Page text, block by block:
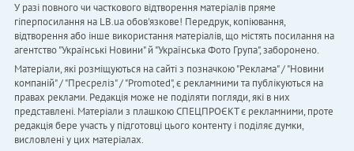
У разі повного чи часткового відтворення матеріалів пряме
гіперпосилання на LB.ua обов'язкове! Передрук, копіювання,
відтворення або інше використання матеріалів, що містять посилання на
агентство "Українськi Новини" й "Українська Фото Група", заборонено.
Матеріали, які розміщуються на сайті з позначкою "Реклама" / "Новини
компаній" / "Пресреліз" / "Promoted", є рекламними та публікуються на
правах реклами. Редакція може не поділяти погляди, які в них
представлені. Матеріали з плашкою СПЕЦПРОЄКТ є рекламними, проте
редакція бере участь у підготовці цього контенту і поділяє думки,
висловлені у цих матеріалах.